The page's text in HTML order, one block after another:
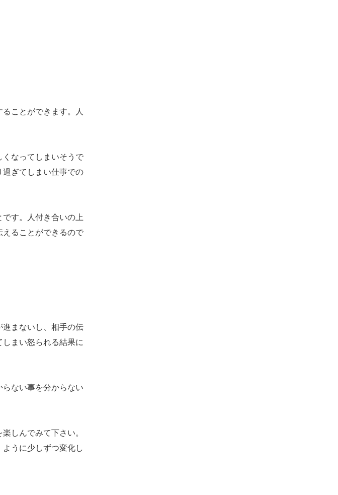
ことができます。人
なってしまいそうで
ぎてしまい仕事での
す。人付き合いの上
ることができるので
進まないし、相手の伝
まい怒られる結果に
ない事を分からない
しんでみて下さい。
うに少しずつ変化し